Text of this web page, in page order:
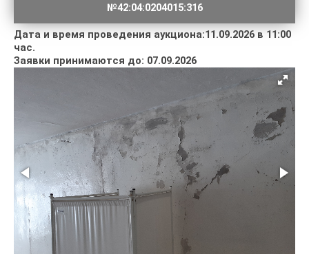
№42:04:0204015:316
Дата и время проведения аукциона:11.09.2026 в 11:00
час.
Заявки принимаются до: 07.09.2026